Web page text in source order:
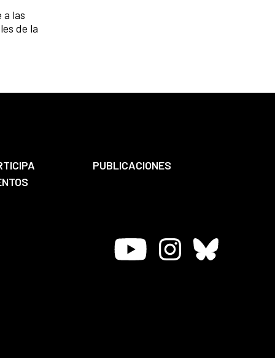
las
de la
PUBLICACIONES
Youtube InstagramBluesky